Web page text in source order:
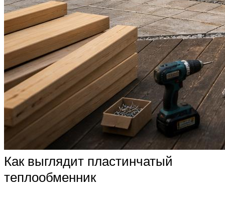
Как выглядит пластинчатый
теплообменник